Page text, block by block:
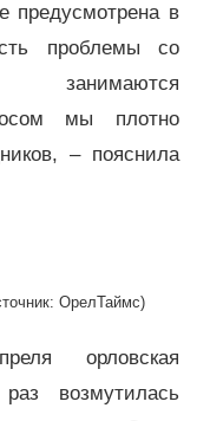
предусмотрена в
проблемы со
занимаются
мы плотно
– пояснила
ОрелТаймс)
орловская
возмутилась